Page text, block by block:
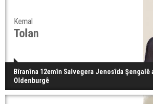
Kemal
Tolan
Bîranîna 12emîn Salvegera Jenosîda Şengalê
Oldenburgê